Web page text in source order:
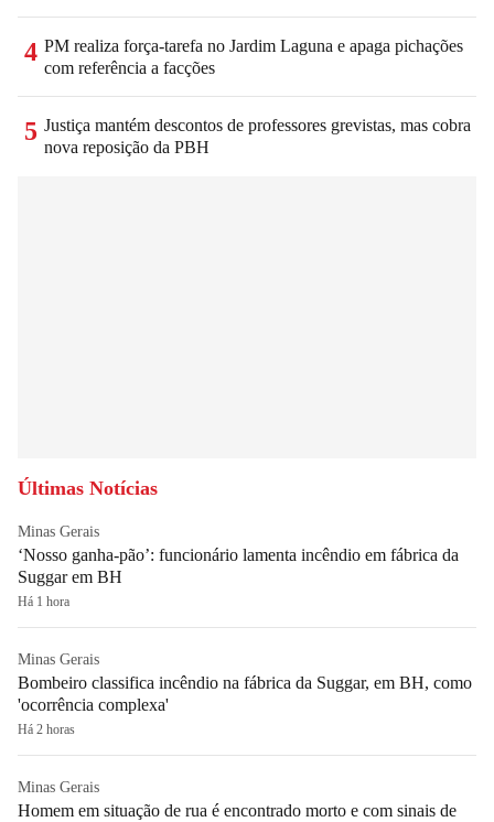
4 PM realiza força-tarefa no Jardim Laguna e apaga pichações
com referência a facções
5 Justiça mantém descontos de professores grevistas, mas cobra
nova reposição da PBH
Últimas Notícias
Minas Gerais
‘Nosso ganha-pão’: funcionário lamenta incêndio em fábrica da
Suggar em BH
Há 1 hora
Minas Gerais
Bombeiro classifica incêndio na fábrica da Suggar, em BH, como
'ocorrência complexa'
Há 2 horas
Minas Gerais
Homem em situação de rua é encontrado morto e com sinais de